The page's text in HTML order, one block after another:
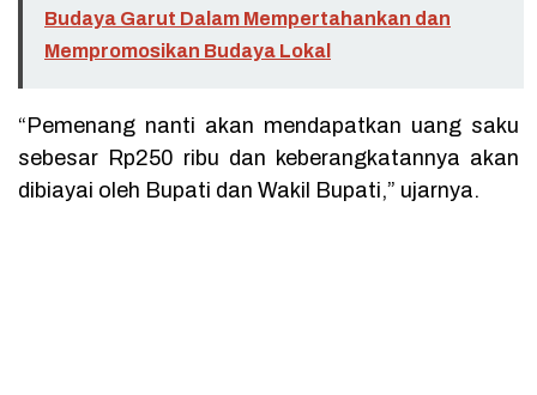
Budaya Garut Dalam Mempertahankan dan
Mempromosikan Budaya Lokal
“Pemenang nanti akan mendapatkan uang saku
sebesar Rp250 ribu dan keberangkatannya akan
dibiayai oleh Bupati dan Wakil Bupati,” ujarnya.